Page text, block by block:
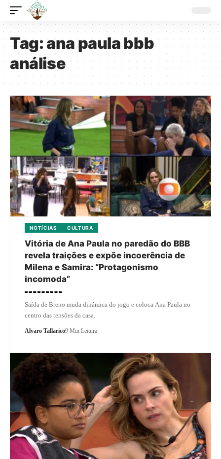
Tag:ana paula bbb
análise
NOTÍCIAS CULTURA
Vitória de Ana Paula no paredão do BBB
revela traições e expõe incoerência de
Milena e Samira: “Protagonismo
incomoda”
Saída de Breno muda dinâmica do jogo e coloca Ana Paula no
centro das tensões da casa.
Alvaro Tallarico9 Min Leitura